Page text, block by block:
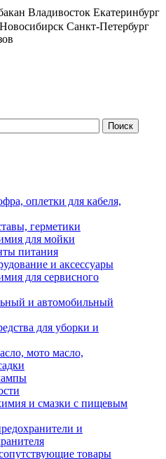
Владивосток Екатеринбург
Новосибирск Санкт-Петербург
оплетки для кабеля,
герметики
для мойки
питания
и аксессуары
для сервисного
и автомобильный
для уборки и
мото масло,
и смазки с пищевым
и
товары